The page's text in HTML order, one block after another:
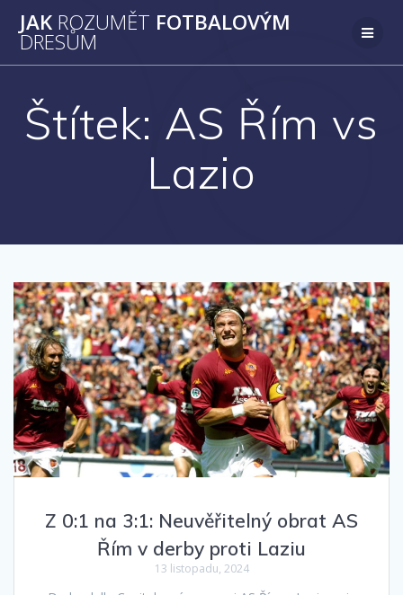
na
JAK ROZUMĚT FOTBALOVÝM
DRESŮM
Štítek: AS Řím vs
Lazio
Z 0:1 na 3:1: Neuvěřitelný obrat AS
Řím v derby proti Laziu
13 listopadu, 2024